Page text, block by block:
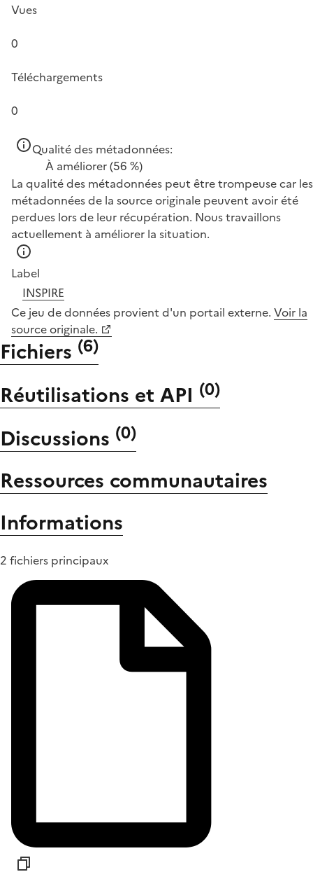
Vues
0
Téléchargements
0
Qualité des métadonnées:
À améliorer(56 %)
La qualité des métadonnées peut être trompeuse car les
métadonnées de la source originale peuvent avoir été
perdues lors de leur récupération. Nous travaillons
actuellement à améliorer la situation.
Label
INSPIRE
Ce jeu de données provient d'un portail externe. Voir la
source originale.
Fichiers (6)
Réutilisations et API (0)
Discussions (0)
Ressources communautaires
Informations
2 fichiers principaux